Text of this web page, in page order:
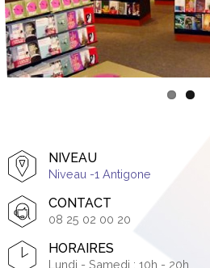
NIVEAU
Niveau -1 Antigone
CONTACT
08 25 02 00 20
HORAIRES
Lundi - Samedi : 10h - 20h